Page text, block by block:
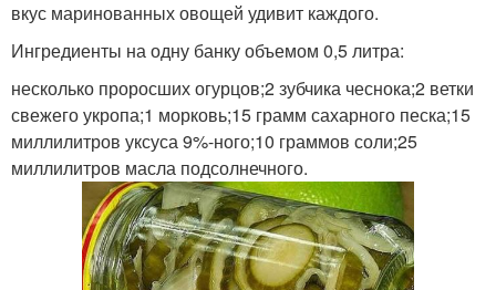
вкус маринованных овощей удивит каждого.
Ингредиенты на одну банку объемом 0,5 литра:
несколько проросших огурцов;2 зубчика чеснока;2 ветки
свежего укропа;1 морковь;15 грамм сахарного песка;15
миллилитров уксуса 9%-ного;10 граммов соли;25
миллилитров масла подсолнечного.